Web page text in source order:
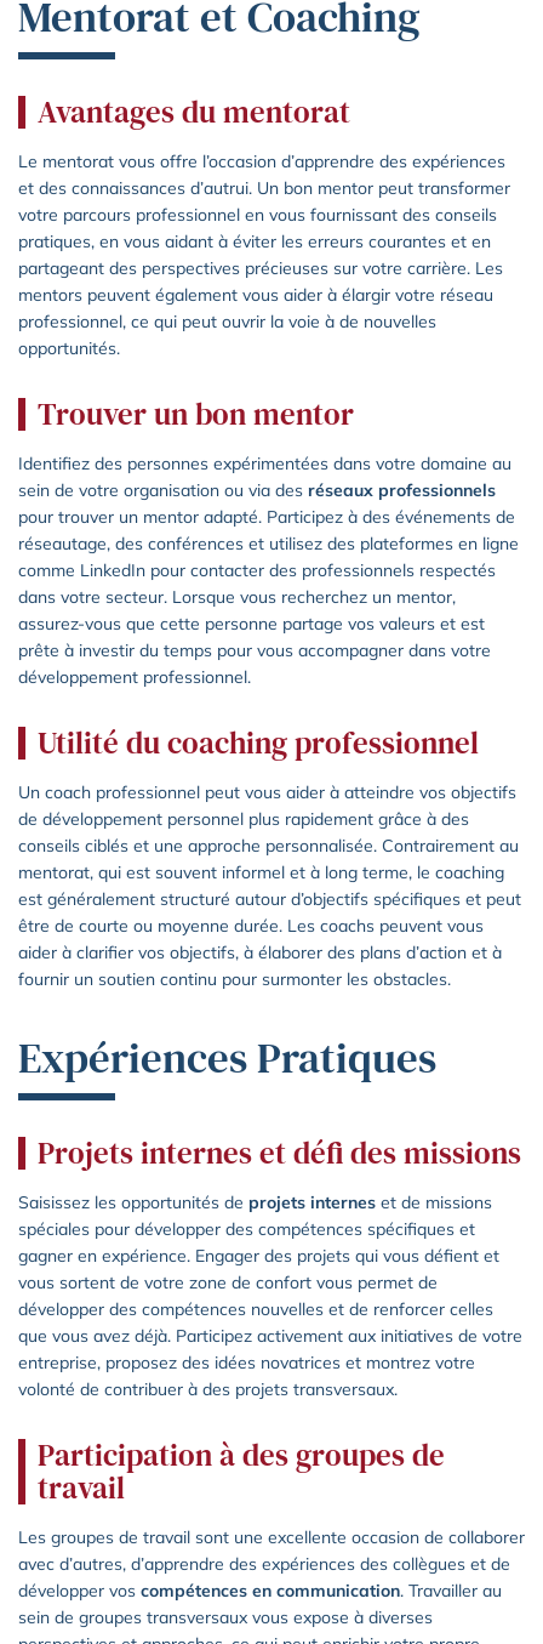
Mentorat et Coaching
Avantages du mentorat
Le mentorat vous offre l’occasion d’apprendre des expériences
et des connaissances d’autrui. Un bon mentor peut transformer
votre parcours professionnel en vous fournissant des conseils
pratiques, en vous aidant à éviter les erreurs courantes et en
partageant des perspectives précieuses sur votre carrière. Les
mentors peuvent également vous aider à élargir votre réseau
professionnel, ce qui peut ouvrir la voie à de nouvelles
opportunités.
Trouver un bon mentor
Identifiez des personnes expérimentées dans votre domaine au
sein de votre organisation ou via des réseaux professionnels
pour trouver un mentor adapté. Participez à des événements de
réseautage, des conférences et utilisez des plateformes en ligne
comme LinkedIn pour contacter des professionnels respectés
dans votre secteur. Lorsque vous recherchez un mentor,
assurez-vous que cette personne partage vos valeurs et est
prête à investir du temps pour vous accompagner dans votre
développement professionnel.
Utilité du coaching professionnel
Un coach professionnel peut vous aider à atteindre vos objectifs
de développement personnel plus rapidement grâce à des
conseils ciblés et une approche personnalisée. Contrairement au
mentorat, qui est souvent informel et à long terme, le coaching
est généralement structuré autour d’objectifs spécifiques et peut
être de courte ou moyenne durée. Les coachs peuvent vous
aider à clarifier vos objectifs, à élaborer des plans d’action et à
fournir un soutien continu pour surmonter les obstacles.
Expériences Pratiques
Projets internes et défi des missions
Saisissez les opportunités de projets internes et de missions
spéciales pour développer des compétences spécifiques et
gagner en expérience. Engager des projets qui vous défient et
vous sortent de votre zone de confort vous permet de
développer des compétences nouvelles et de renforcer celles
que vous avez déjà. Participez activement aux initiatives de votre
entreprise, proposez des idées novatrices et montrez votre
volonté de contribuer à des projets transversaux.
Participation à des groupes de
travail
Les groupes de travail sont une excellente occasion de collaborer
avec d’autres, d’apprendre des expériences des collègues et de
développer vos compétences en communication. Travailler au
sein de groupes transversaux vous expose à diverses